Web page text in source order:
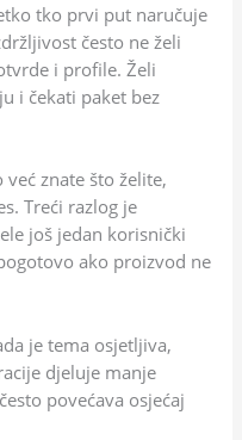
tko prvi put naručuje
često ne želi
i profile. Želi
i čekati paket bez
znate što želite,
Treći razlog je
još jedan korisnički
ako proizvod ne
je tema osjetljiva,
djeluje manje
povećava osjećaj